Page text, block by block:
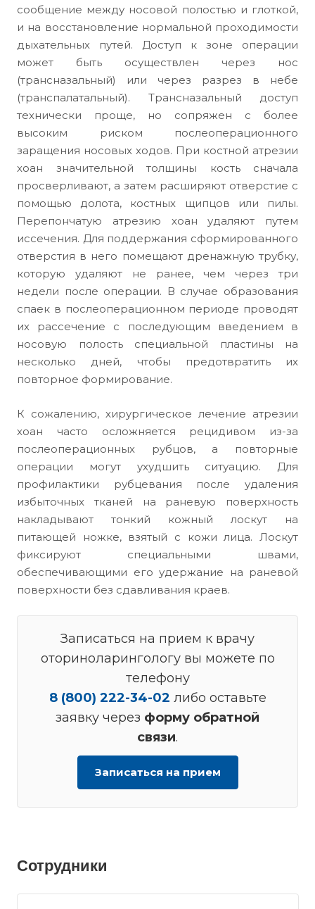
сообщение между носовой полостью и глоткой,
и на восстановление нормальной проходимости
дыхательных путей. Доступ к зоне операции
может быть осуществлен через нос
(трансназальный) или через разрез в небе
(транспалатальный). Трансназальный доступ
технически проще, но сопряжен с более
высоким риском послеоперационного
заращения носовых ходов. При костной атрезии
хоан значительной толщины кость сначала
просверливают, а затем расширяют отверстие с
помощью долота, костных щипцов или пилы.
Перепончатую атрезию хоан удаляют путем
иссечения. Для поддержания сформированного
отверстия в него помещают дренажную трубку,
которую удаляют не ранее, чем через три
недели после операции. В случае образования
спаек в послеоперационном периоде проводят
их рассечение с последующим введением в
носовую полость специальной пластины на
несколько дней, чтобы предотвратить их
повторное формирование.
К сожалению, хирургическое лечение атрезии
хоан часто осложняется рецидивом из-за
послеоперационных рубцов, а повторные
операции могут ухудшить ситуацию. Для
профилактики рубцевания после удаления
избыточных тканей на раневую поверхность
накладывают тонкий кожный лоскут на
питающей ножке, взятый с кожи лица. Лоскут
фиксируют специальными швами,
обеспечивающими его удержание на раневой
поверхности без сдавливания краев.
Записаться на прием к врачу
оториноларингологу вы можете по
телефону
8 (800) 222-34-02 либо оставьте
заявку через форму обратной
связи.
Записаться на прием
Сотрудники